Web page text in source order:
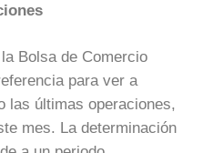
Bolsa de Comercio
para ver a
las últimas operaciones,
mes. La determinación